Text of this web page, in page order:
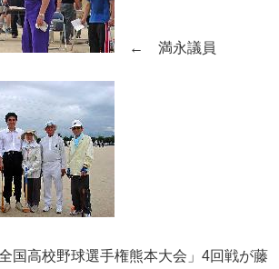
← 満永議員
国高校野球選手権熊本大会」4回戦が藤